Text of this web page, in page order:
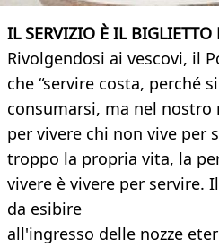
IL SERVIZIO È IL BIGLIETTO
Rivolgendosi ai vescovi, il
che “servire costa, perché
consumarsi, ma nel
per vivere chi non vive per
troppo la propria vita, la
vivere è vivere per servire.
da esibire
all'ingresso delle nozze